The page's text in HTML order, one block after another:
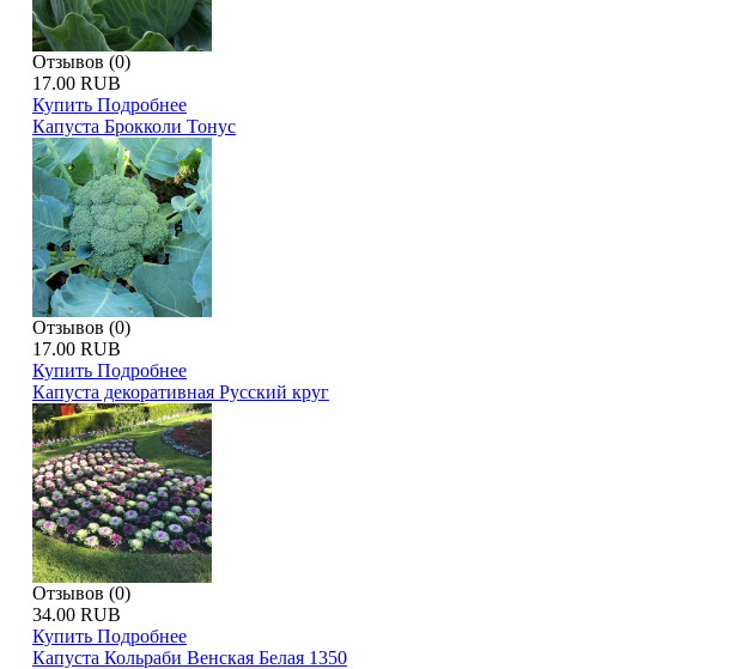
Отзывов (0)
17.00 RUB
Купить Подробнее
Капуста Брокколи Тонус
Отзывов (0)
17.00 RUB
Купить Подробнее
Капуста декоративная Русский круг
Отзывов (0)
34.00 RUB
Купить Подробнее
Капуста Кольраби Венская Белая 1350